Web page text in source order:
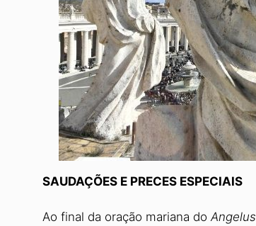
SAUDAÇÕES E PRECES ESPECIAIS
Ao final da oração mariana do Angelus